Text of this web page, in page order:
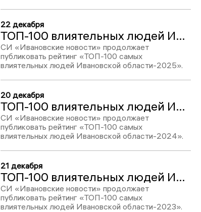
22 декабря
ТОП-100 влиятельных людей Ивановской области-2025: Надежда Первина, место №37
СИ «Ивановские новости» продолжает
публиковать рейтинг «ТОП-100 самых
влиятельных людей Ивановской области-2025».
20 декабря
ТОП-100 влиятельных людей Ивановской области-2024: Надежда Первина, место № 39
СИ «Ивановские новости» продолжает
публиковать рейтинг «ТОП-100 самых
влиятельных людей Ивановской области-2024».
21 декабря
ТОП-100 влиятельных людей Ивановской области-2023: Надежда Первина, место № 42
СИ «Ивановские новости» продолжает
публиковать рейтинг «ТОП-100 самых
влиятельных людей Ивановской области-2023».